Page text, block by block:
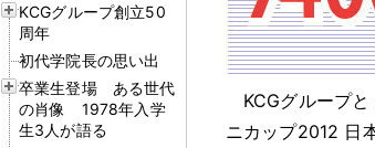
KCGグループ創立50
周年
初代学院長の思い出
卒業生登場 ある世代
の肖像 1978年入学
生3人が語る
KCGグループと
ニカップ2012 日